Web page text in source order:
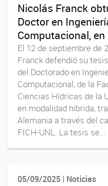
Nicolás Franck
Doctor en
Computacional, en
El 12 de septiembre de
Franck defendió su
del Doctorado en
Computacional, de la
Ciencias Hídricas de la
en modalidad híbrida,
Alemania a través del
FICH-UNL. La tesis se...
05/09/2025 | Noticias